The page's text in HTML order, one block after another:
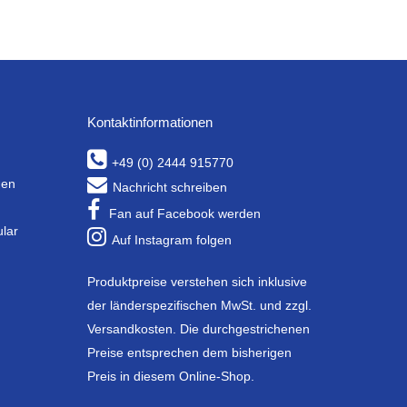
Kontaktinformationen
+49 (0) 2444 915770
Nachricht schreiben
Fan auf Facebook werden
Auf Instagram folgen
Produktpreise verstehen sich inklusive
der länderspezifischen MwSt. und zzgl.
Versandkosten. Die durchgestrichenen
Preise entsprechen dem bisherigen
Preis in diesem Online-Shop.